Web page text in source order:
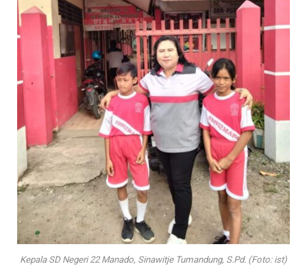
Kepala SD Negeri 22 Manado, Sinawitje Tumandung, S.Pd. (Foto: ist)